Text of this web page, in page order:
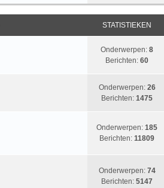
STATISTIEKEN
Onderwerpen: 8
Berichten: 60
Onderwerpen: 26
Berichten: 1475
Onderwerpen: 185
Berichten: 11809
Onderwerpen: 74
Berichten: 5147